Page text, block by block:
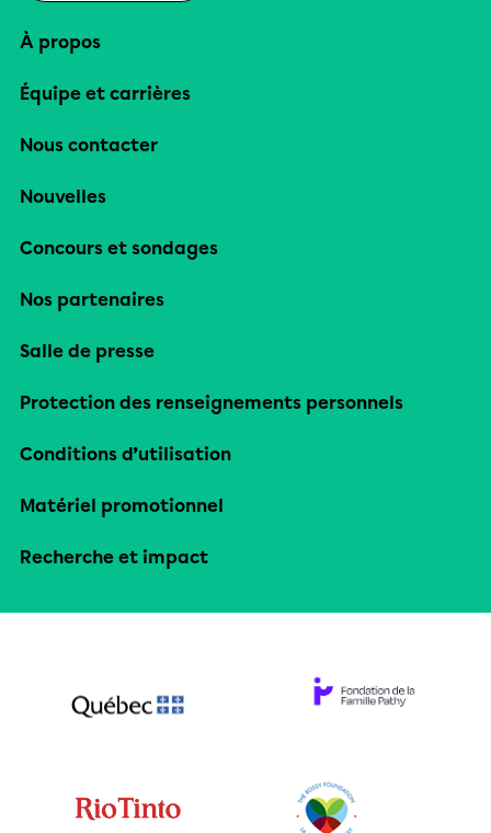
À propos
Équipe et carrières
Nous contacter
Nouvelles
Concours et sondages
Nos partenaires
Salle de presse
Protection des renseignements personnels
Conditions d’utilisation
Matériel promotionnel
Recherche et impact